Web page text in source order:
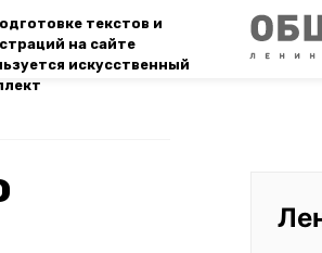
текстов и
на сайте
искусственный